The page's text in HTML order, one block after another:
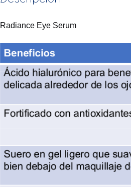
Radiance Eye Serum